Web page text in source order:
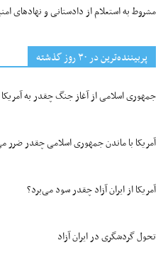
مشروط به استعلام از دادستانی و نهادهای
پربیننده‌ترین‌ در ۳۰ روز گذشته
جمهوری اسلامی از آغاز جنگ چقدر به
آمریکا با ماندن جمهوری اسلامی چقدر ضرر
آمریکا از ایران آزاد چقدر سود می‌برد؟
تحول گردشگری در ایران آزاد